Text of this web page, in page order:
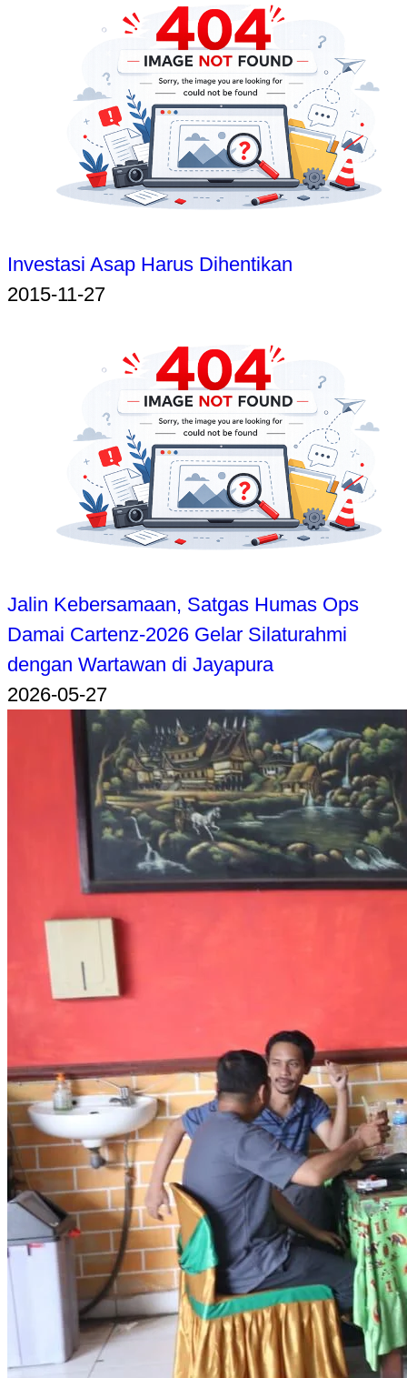
Investasi Asap Harus Dihentikan
2015-11-27
Jalin Kebersamaan, Satgas Humas Ops
Damai Cartenz-2026 Gelar Silaturahmi
dengan Wartawan di Jayapura
2026-05-27